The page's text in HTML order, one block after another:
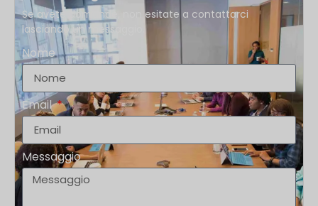
Se avete domande, non esitate a contattarci
lasciando un messaggio.
Nome
Email
Messaggio